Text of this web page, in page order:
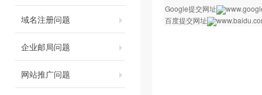
域名注册问题
企业邮局问题
网站推广问题
Google提交网址
百度提交网址